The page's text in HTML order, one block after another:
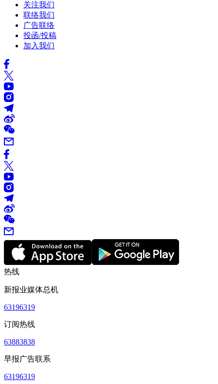
关注我们
联络我们
广告联络
投函/投稿
加入我们
热线
新报业媒体总机
63196319
订阅热线
63883838
早报广告联系
63196319